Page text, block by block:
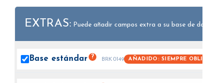
EXTRAS: Puede añadir campos extra a su base de datos.
Base estándar ? BRK0149 AÑADIDO: SIEMPRE